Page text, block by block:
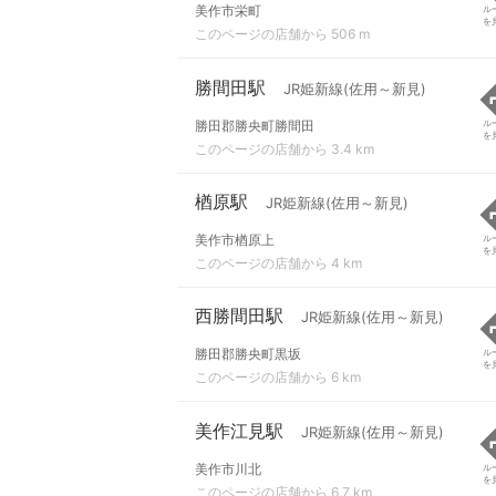
美作市栄町
このページの店舗から 506 m
ル
を
勝間田駅 JR姫新線(佐用～新見)
勝田郡勝央町勝間田
このページの店舗から 3.4 km
ル
を
楢原駅 JR姫新線(佐用～新見)
美作市楢原上
このページの店舗から 4 km
ル
を
西勝間田駅 JR姫新線(佐用～新見)
勝田郡勝央町黒坂
このページの店舗から 6 km
ル
を
美作江見駅 JR姫新線(佐用～新見)
美作市川北
このページの店舗から 6.7 km
ル
を